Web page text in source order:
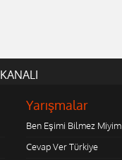
Yarışmalar
Ben Eşimi Bilmez Miyim
Cevap Ver Türkiye